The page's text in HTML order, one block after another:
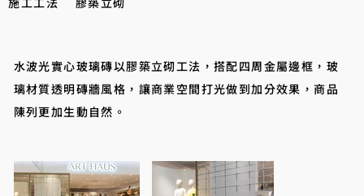
水波光實心玻璃磚以膠築立砌工法，搭配四周金屬邊框，玻
璃材質透明磚牆風格，讓商業空間打光做到加分效果，商品
陳列更加生動自然。